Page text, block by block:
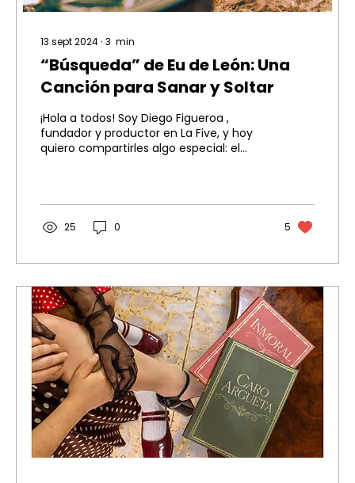
13 sept 2024∙ 3 min
“Búsqueda” de Eu de León: Una
Canción para Sanar y Soltar
¡Hola a todos! Soy Diego Figueroa ,
fundador y productor en La Five, y hoy
quiero compartirles algo especial: el
25 0 5